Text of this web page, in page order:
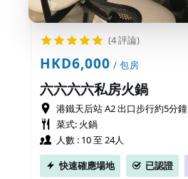
(4 評論)
HKD6,000 / 包房
六六六六私房火鍋
港鐵天后站 A2 出口步行約5分鐘
菜式: 火鍋
人數 : 10 至 24人
快速確應場地
已認證